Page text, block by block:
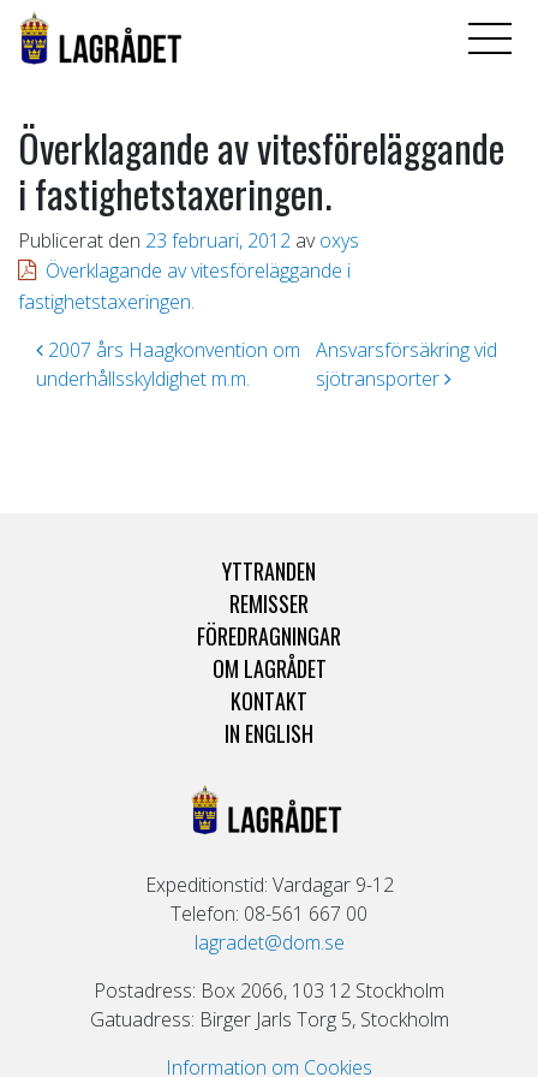
Överklagande av vitesföreläggande
i fastighetstaxeringen.
Publicerat den 23 februari, 2012 av oxys
Överklagande av vitesföreläggande i
fastighetstaxeringen.
Inläggsnavigering
2007 års Haagkonvention om
underhållsskyldighet m.m.
Ansvarsförsäkring vid
sjötransporter
YTTRANDEN
REMISSER
FÖREDRAGNINGAR
OM LAGRÅDET
KONTAKT
IN ENGLISH
Expeditionstid: Vardagar 9-12
Telefon: 08-561 667 00
lagradet@dom.se
Postadress: Box 2066, 103 12 Stockholm
Gatuadress: Birger Jarls Torg 5, Stockholm
Information om Cookies